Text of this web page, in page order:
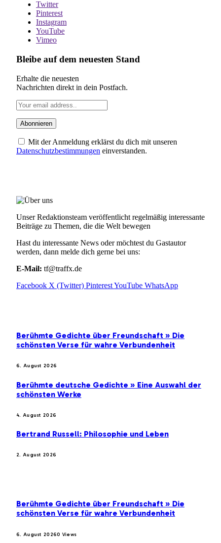
Twitter
Pinterest
Instagram
YouTube
Vimeo
Bleibe auf dem neuesten Stand
Erhalte die neuesten
Nachrichten direkt in dein Postfach.
Mit der Anmeldung erklärst du dich mit unseren
Datenschutzbestimmungen einverstanden.
Unser Redaktionsteam veröffentlicht regelmäßig interessante
Beiträge zu Themen, die die Welt bewegen
Hast du interessante News oder möchtest du Gastautor
werden, dann melde dich gerne bei uns:
E-Mail: tf@traffx.de
Facebook X (Twitter) PinterestYouTube WhatsApp
Berühmte Gedichte über Freundschaft » Die
schönsten Verse für wahre Verbundenheit
6. August 2026
Berühmte deutsche Gedichte » Eine Auswahl der
schönsten Werke
4. August 2026
Bertrand Russell: Philosophie und Leben
2. August 2026
Berühmte Gedichte über Freundschaft » Die
schönsten Verse für wahre Verbundenheit
6. August 20260 Views